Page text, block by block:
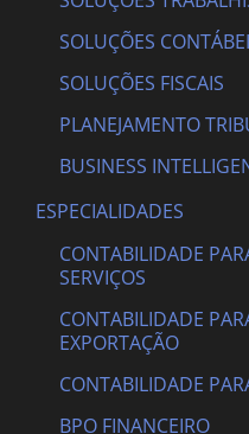
SOLUÇÕES
SOLUÇÕES FISCAIS
PLANEJAMENTO
BUSINESS
ESPECIALIDADES
CONTABILIDADE
SERVIÇOS
CONTABILIDADE
EXPORTAÇÃO
CONTABILIDADE
BPO FINANCEIRO